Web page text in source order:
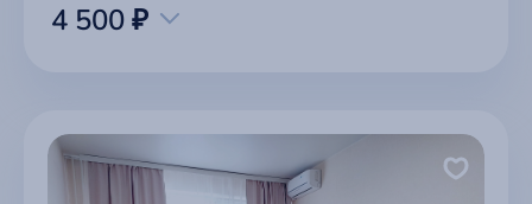
4 500 ₽